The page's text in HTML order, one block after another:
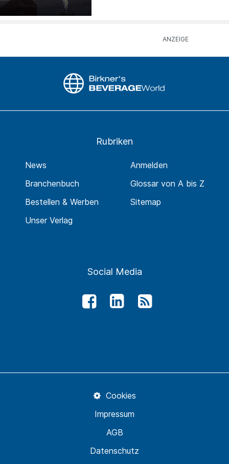
Rubriken
News
Branchenbuch
Bestellen & Werben
Unser Verlag
Anmelden
Glossar von A bis Z
Sitemap
Social Media
Datenschutz
AGB
Impressum
Cookies